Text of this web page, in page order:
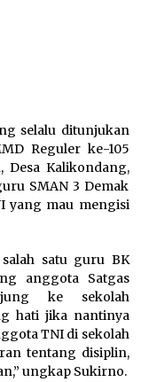
yang Praktis
Samota
Bahari
selalu ditunjukan
Reguler ke-105
Desa Kalikondang,
SMAN 3 Demak
yang mau mengisi
satu guru BK
anggota Satgas
ke sekolah
hati jika nantinya
TNI di sekolah
tentang disiplin,
ungkap Sukirno.